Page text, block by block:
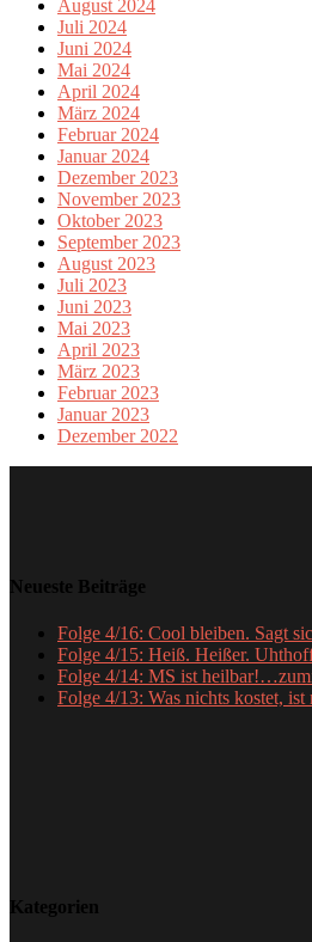
August 2024
Juli 2024
Juni 2024
Mai 2024
April 2024
März 2024
Februar 2024
Januar 2024
Dezember 2023
November 2023
Oktober 2023
September 2023
August 2023
Juli 2023
Juni 2023
Mai 2023
April 2023
März 2023
Februar 2023
Januar 2023
Dezember 2022
Neueste Beiträge
Folge 4/16: Cool bleiben. Sagt
Folge 4/15: Heiß. Heißer.
Folge 4/14: MS ist
Folge 4/13: Was nichts kostet, ist
Kategorien